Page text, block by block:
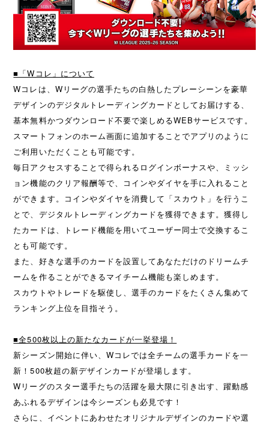
■「Wコレ」について
Wコレは、Wリーグの選手たちの白熱したプレーシーンを豪華
デザインのデジタルトレーディングカードとしてお届けする、
基本無料かつダウンロード不要で楽しめるWEBサービスです。
スマートフォンのホーム画面に追加することでアプリのように
ご利用いただくことも可能です。
毎日アクセスすることで得られるログインボーナスや、ミッシ
ョン機能のクリア報酬等で、コインやダイヤを手に入れること
ができます。コインやダイヤを消費して「スカウト」を行うこ
とで、デジタルトレーディングカードを獲得できます。獲得し
たカードは、トレード機能を用いてユーザー同士で交換するこ
とも可能です。
また、好きな選手のカードを設置してあなただけのドリームチ
ームを作ることができるマイチーム機能も楽しめます。
スカウトやトレードを駆使し、選手のカードをたくさん集めて
ランキング上位を目指そう。
■全500枚以上の新たなカードが一挙登場！
新シーズン開始に伴い、Wコレでは全チームの選手カードを一
新！500枚超の新デザインカードが登場します。
Wリーグのスター選手たちの活躍を最大限に引き出す、躍動感
あふれるデザインは今シーズンも必見です！
さらに、イベントにあわせたオリジナルデザインのカードや選